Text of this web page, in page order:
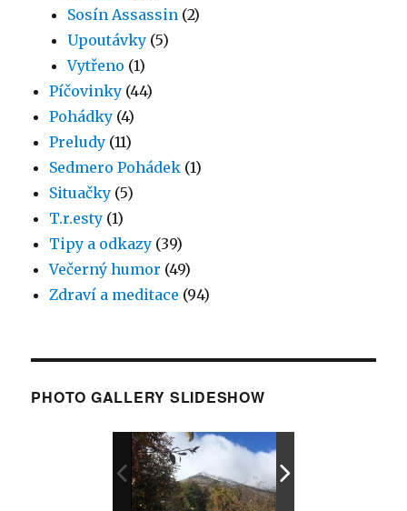
Sosín Assassin (2)
Upoutávky (5)
Vytřeno (1)
Píčovinky (44)
Pohádky (4)
Preludy (11)
Sedmero Pohádek (1)
Situačky (5)
T.r.esty (1)
Tipy a odkazy (39)
Večerný humor (49)
Zdraví a meditace (94)
PHOTO GALLERY SLIDESHOW